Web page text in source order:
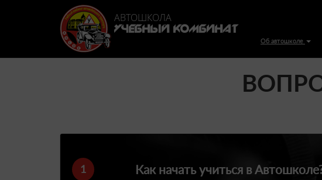
Перейти к основному содержанию
АВТОШКОЛА
УЧЕБНЫЙ КОМБИНАТ
Об автошколе
1 Как начать учиться в